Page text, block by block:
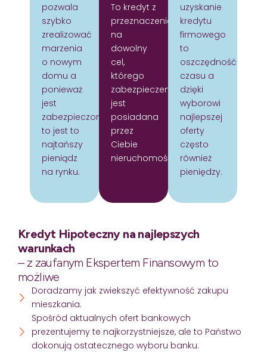
pozwala
szybko
zrealizować
marzenia
o nowym
domu a
ponieważ
jest
zabezpieczony
to jest to
najtańszy
pieniądz
na rynku.
To kredyt z
przeznaczeniem
na
dowolny
cel,
którego
zabezpieczeniem
jest
posiadana
przez
Ciebie
nieruchomość.
uzyskanie
kredytu
firmowego
to
oszczędność
czasu a
dzięki
wyborowi
najlepszej
oferty
często
również
pieniędzy.
Kredyt Hipoteczny na najlepszych
warunkach
– z zaufanym Ekspertem Finansowym to
możliwe
Doradzamy jak zwiekszyć efektywność zakupu
mieszkania.
Spośród aktualnych ofert bankowych
prezentujemy te najkorzystniejsze, ale to Państwo
dokonują ostatecznego wyboru banku.